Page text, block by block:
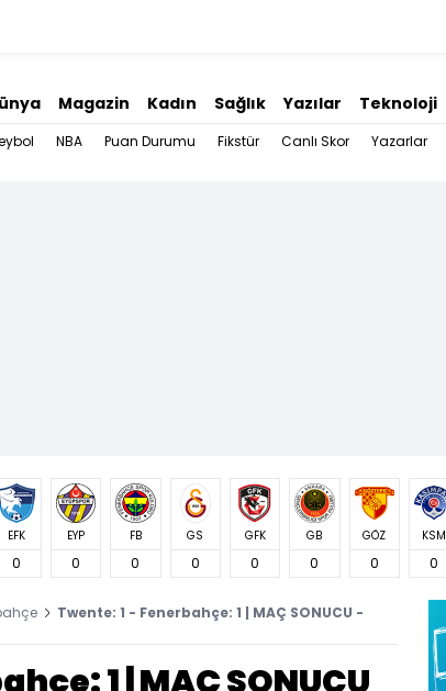
Magazin Kadın Sağlık Yazılar Teknoloji
NBA Puan Durumu Fikstür Canlı Skor Yazarlar
EFK
0
EYP
0
FB
0
GS
0
GFK
0
GB
0
GÖZ
0
KSM
0
Twente: 1 - Fenerbahçe: 1 | MAÇ SONUCU -